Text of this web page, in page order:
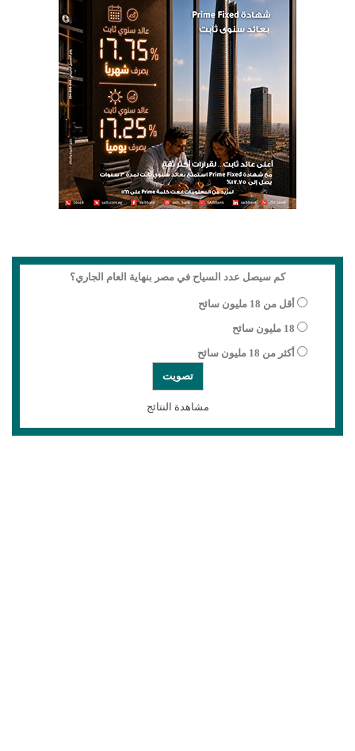
كم سيصل عدد السياح في مصر بنهاية العام الجاري؟
أقل من 18 مليون سائح
18 مليون سائح
أكثر من 18 مليون سائح
مشاهدة النتائج